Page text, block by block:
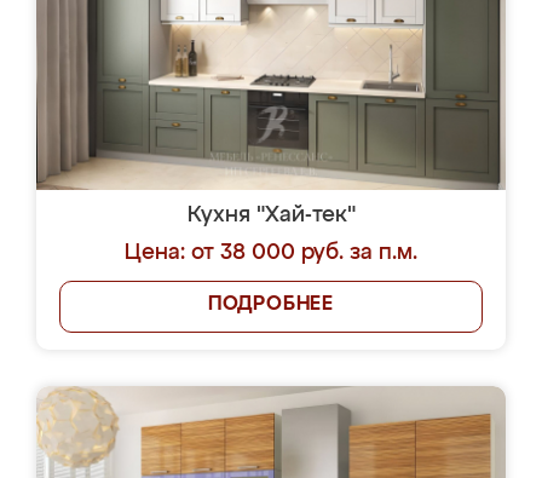
Кухня "Хай-тек"
Цена: от 38 000 руб. за п.м.
ПОДРОБНЕЕ